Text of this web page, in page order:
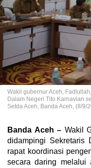
Wakil gubernur Aceh,
Dalam Negeri Tito Karnavian
Setda Aceh, Banda Aceh, (8/9/
Banda Aceh – Wakil
didampingi Sekretaris
rapat koordinasi
secara daring melalui